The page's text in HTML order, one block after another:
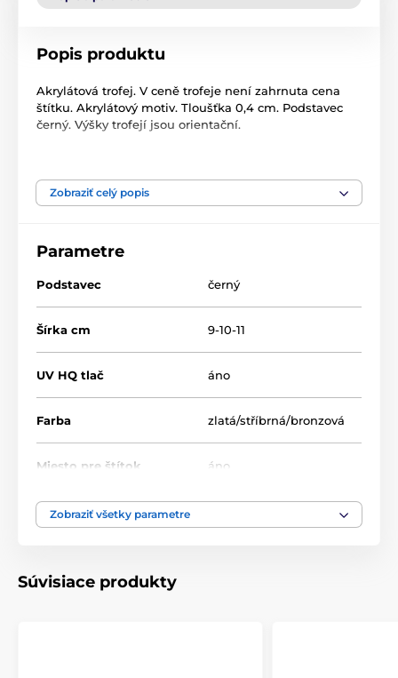
Popis produktu
Akrylátová trofej. V ceně trofeje není zahrnuta cena
štítku. Akrylátový motiv. Tloušťka 0,4 cm. Podstavec
černý. Výšky trofejí jsou orientační.
Zobraziť celý popis
Parametre
Podstavec černý
Šírka cm 9-10-11
UV HQ tlač áno
Farba zlatá/stříbrná/bronzová
Miesto pre štítok áno
Výška cm
Zobraziť všetky parametre
Súvisiace produkty